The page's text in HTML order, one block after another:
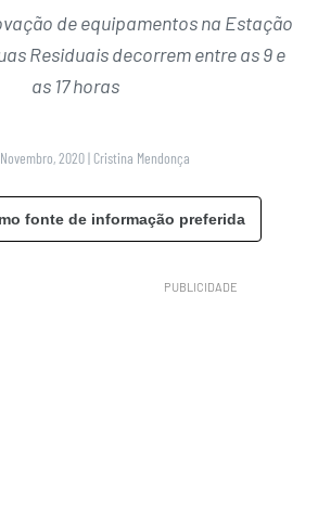
de equipamentos na Estação
Residuais decorrem entre as 9 e
as 17 horas
2020| Cristina Mendonça
fonte de informação preferida